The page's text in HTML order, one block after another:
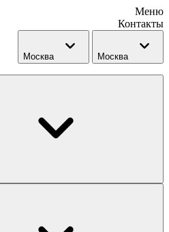
Меню
Контакты
Москва Москва